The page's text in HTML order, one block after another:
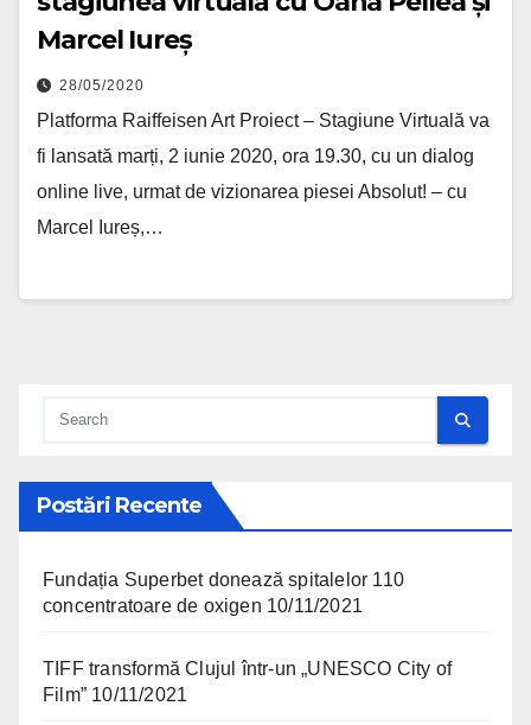
Marcel Iureș
28/05/2020
Platforma Raiffeisen Art Proiect – Stagiune Virtuală va
fi lansată marți, 2 iunie 2020, ora 19.30, cu un dialog
online live, urmat de vizionarea piesei Absolut! – cu
Marcel Iureș,…
Postări Recente
Fundația Superbet donează spitalelor 110
concentratoare de oxigen 10/11/2021
TIFF transformă Clujul într-un „UNESCO City of
Film” 10/11/2021